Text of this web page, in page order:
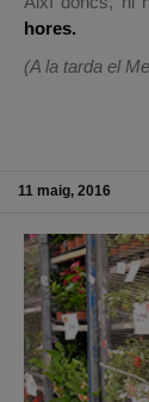
hores.
(A la tarda el
11 maig, 2016